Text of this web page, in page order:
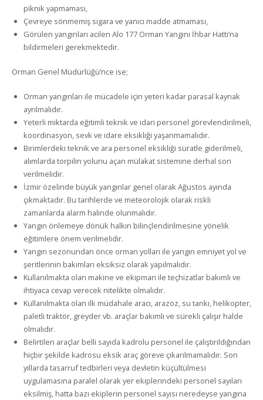
piknik yapmaması,
Çevreye sönmemiş sigara ve yanıcı madde atmaması,
Görülen yangınları acilen Alo 177 Orman Yangını İhbar Hattı’na
bildirmeleri gerekmektedir.
Orman Genel Müdürlüğü’nce ise;
Orman yangınları ile mücadele için yeteri kadar parasal kaynak
ayrılmalıdır.
Yeterli miktarda eğitimli teknik ve idari personel görevlendirilmeli,
koordinasyon, sevk ve idare eksikliği yaşanmamalıdır.
Birimlerdeki teknik ve ara personel eksikliği süratle giderilmeli,
alımlarda torpilin yolunu açan mülakat sistemine derhal son
verilmelidir.
İzmir özelinde büyük yangınlar genel olarak Ağustos ayında
çıkmaktadır. Bu tarihlerde ve meteorolojik olarak riskli
zamanlarda alarm halinde olunmalıdır.
Yangın önlemeye dönük halkın bilinçlendirilmesine yönelik
eğitimlere önem verilmelidir.
Yangın sezonundan önce orman yolları ile yangın emniyet yol ve
şeritlerinin bakımları eksiksiz olarak yapılmalıdır.
Kullanılmakta olan makine ve ekipman ile teçhizatlar bakımlı ve
ihtiyaca cevap verecek nitelikte olmalıdır.
Kullanılmakta olan ilk müdahale aracı, arazöz, su tankı, helikopter,
paletli traktör, greyder vb. araçlar bakımlı ve sürekli çalışır halde
olmalıdır.
Belirtilen araçlar belli sayıda kadrolu personel ile çalıştırıldığından
hiçbir şekilde kadrosu eksik araç göreve çıkarılmamalıdır. Son
yıllarda tasarruf tedbirleri veya devletin küçültülmesi
uygulamasına paralel olarak yer ekiplerindeki personel sayıları
eksilmiş, hatta bazı ekiplerin personel sayısı neredeyse yangına